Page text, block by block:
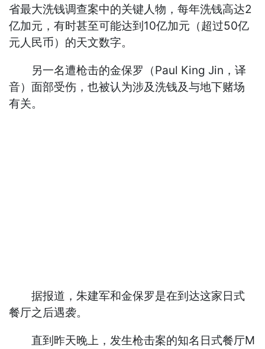
省最大洗钱调查案中的关键人物，每年洗钱高达2
亿加元，有时甚至可能达到10亿加元（超过50亿
元人民币）的天文数字。
另一名遭枪击的金保罗（Paul King Jin，译
音）面部受伤，也被认为涉及洗钱及与地下赌场
有关。
据报道，朱建军和金保罗是在到达这家日式
餐厅之后遇袭。
直到昨天晚上，发生枪击案的知名日式餐厅M